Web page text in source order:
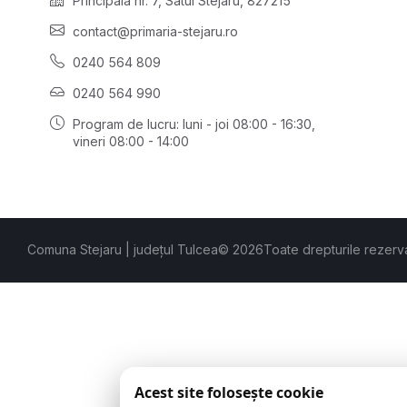
contact@primaria-stejaru.ro
0240 564 809
0240 564 990
Program de lucru: luni - joi 08:00 - 16:30,
vineri 08:00 - 14:00
Comuna Stejaru | județul Tulcea© 2026Toate drepturile
Acest site folosește cookie